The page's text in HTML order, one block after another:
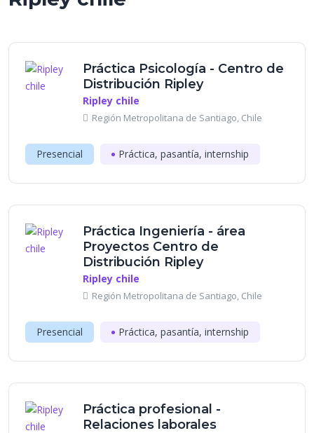
Práctica Psicología - Centro de
Distribución Ripley
Ripley chile
Región Metropolitana de Santiago, Chile
Presencial Práctica, pasantía, internship
Práctica Ingeniería - área
Proyectos Centro de
Distribución Ripley
Ripley chile
Región Metropolitana de Santiago, Chile
Presencial Práctica, pasantía, internship
Práctica profesional -
Relaciones laborales